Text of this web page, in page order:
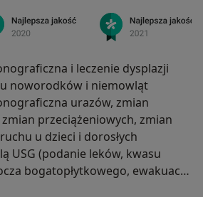
i leczenie dysplazji
noworodków i niemowląt
urazów, zmian
przeciążeniowych, zmian
u dzieci i dorosłych
USG (podanie leków, kwasu
bogatopłytkowego, ewakuacja
ewakuacja wysięku